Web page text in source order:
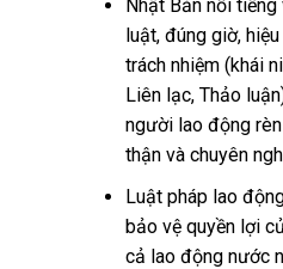
Nhật Bản nổi
luật, đúng giờ,
trách nhiệm (khái
Liên lạc, Thảo
người lao động
thận và chuyên
Luật pháp lao
bảo vệ quyền lợi
cả lao động nước